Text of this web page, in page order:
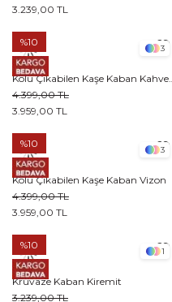
3.239,00 TL
3
3.959,00 TL
4.399,00 TL
%10
3
Kolu Çıkabilen Kaşe Kaban Vizon
3.959,00 TL
4.399,00 TL
%10
1
Kruvaze Kaban Kiremit
3.239,00 TL
%10